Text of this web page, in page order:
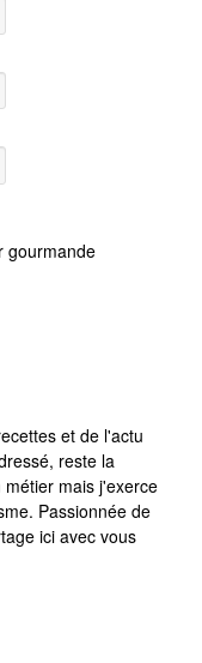
gourmande
et de l'actu
reste la
mais j'exerce
Passionnée de
ici avec vous